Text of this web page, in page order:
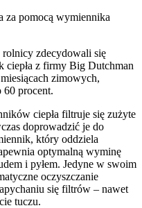
za pomocą wymiennika
zdecydowali się
z firmy Big Dutchman
zimowych,
60 procent.
ciepła filtruje się zużyte
doprowadzić je do
który oddziela
optymalną wyminę
i pyłem. Jedyne w swoim
oczyszczanie
się filtrów – nawet
tuczu.